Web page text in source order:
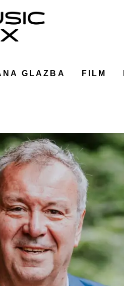
GLAZBA FILM